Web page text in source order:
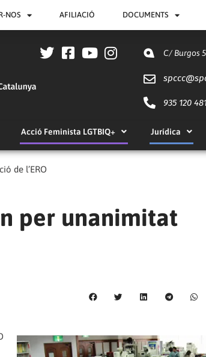
NOS AFILIACIÓ DOCUMENTS
C/ Burgos
spccc@
935 120
Acció Feminista LGTBIQ+ Jurídica
de l’ERO
per unanimitat